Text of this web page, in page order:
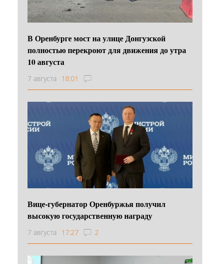
В Оренбурге мост на улице Донгузской
полностью перекроют для движения до утра
10 августа
7 августа 18:01
Вице-губернатор Оренбуржья получил
высокую государственную награду
7 августа 17:27 2